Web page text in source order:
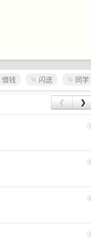
借钱 闪送 同学
❮ ❯
1
2
3
4